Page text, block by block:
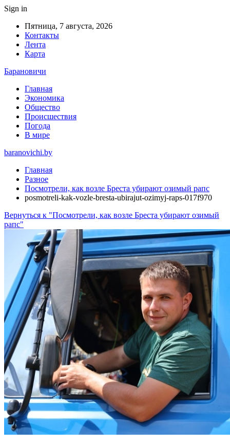
Sign in
Пятница, 7 августа, 2026
Контакты
Лента
Карта
Барановичи
Главная
Экономика
Общество
Происшествия
Погода
В мире
baranovichi.by
Главная
Разное
Посмотрели, как возле Бреста убирают озимый рапс
posmotreli-kak-vozle-bresta-ubirajut-ozimyj-raps-017f970
Вернуться к "Посмотрели, как возле Бреста убирают озимый
рапс"